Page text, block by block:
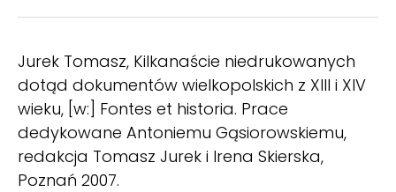
Jurek Tomasz, Kilkanaście niedrukowanych
dotąd dokumentów wielkopolskich z XIII i XIV
wieku, [w:] Fontes et historia. Prace
dedykowane Antoniemu Gąsiorowskiemu,
redakcja Tomasz Jurek i Irena Skierska,
Poznań 2007.